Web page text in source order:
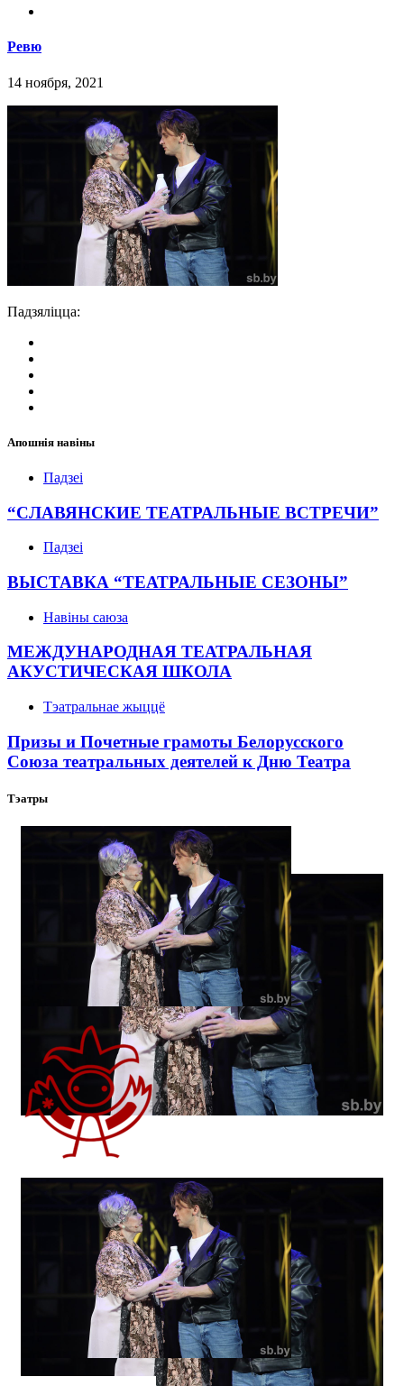
Ревю
14 ноября, 2021
Падзяліцца:
Апошнія навіны
Падзеі
“СЛАВЯНСКИЕ ТЕАТРАЛЬНЫЕ ВСТРЕЧИ”
Падзеі
ВЫСТАВКА “ТЕАТРАЛЬНЫЕ СЕЗОНЫ”
Навіны саюза
МЕЖДУНАРОДНАЯ ТЕАТРАЛЬНАЯ
АКУСТИЧЕСКАЯ ШКОЛА
Тэатральнае жыццё
Призы и Почетные грамоты Белорусского
Союза театральных деятелей к Дню Театра
Тэатры